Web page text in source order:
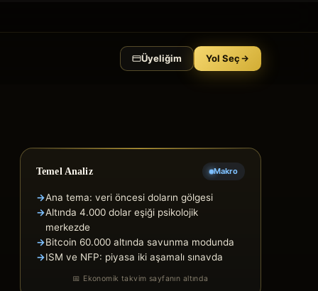
Üyeliğim Yol Seç
Temel Analiz Makro
→Ana tema: veri öncesi doların gölgesi
→Altında 4.000 dolar eşiği psikolojik
merkezde
→Bitcoin 60.000 altında savunma modunda
→ISM ve NFP: piyasa iki aşamalı sınavda
📅 Ekonomik takvim sayfanın altında